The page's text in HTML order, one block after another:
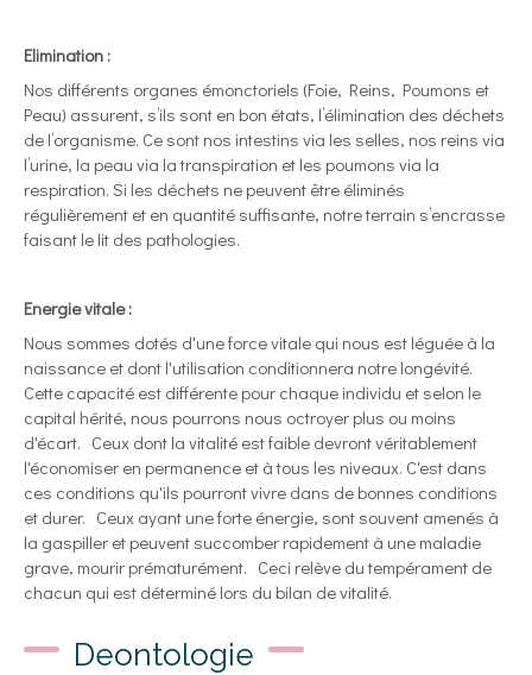
Elimination :
Nos différents organes émonctoriels (Foie, Reins, Poumons et
Peau) assurent, s’ils sont en bon états, l’élimination des déchets
de l’organisme. Ce sont nos intestins via les selles, nos reins via
l’urine, la peau via la transpiration et les poumons via la
respiration. Si les déchets ne peuvent être éliminés
régulièrement et en quantité suffisante, notre terrain s’encrasse
faisant le lit des pathologies.
Energie vitale :
Nous sommes dotés d'une force vitale qui nous est léguée à la
naissance et dont l'utilisation conditionnera notre longévité.
Cette capacité est différente pour chaque individu et selon le
capital hérité, nous pourrons nous octroyer plus ou moins
d'écart. Ceux dont la vitalité est faible devront véritablement
l'économiser en permanence et à tous les niveaux. C'est dans
ces conditions qu'ils pourront vivre dans de bonnes conditions
et durer. Ceux ayant une forte énergie, sont souvent amenés à
la gaspiller et peuvent succomber rapidement à une maladie
grave, mourir prématurément. Ceci relève du tempérament de
chacun qui est déterminé lors du bilan de vitalité.
Deontologie